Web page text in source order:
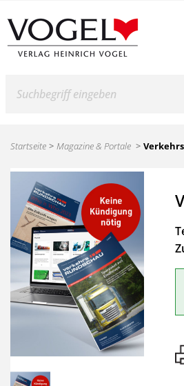
Startseite Magazine & Portale